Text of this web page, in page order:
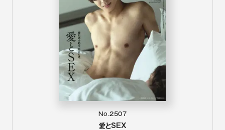
No.2507
愛とSEX